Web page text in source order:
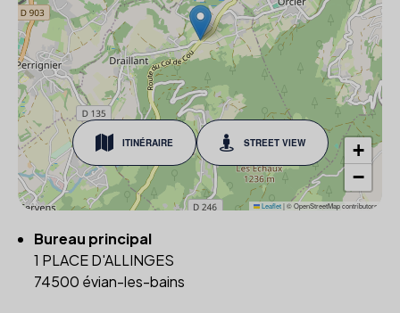
ITINÉRAIRE STREET VIEW
+
−
Leaflet|© OpenStreetMap contributors
Bureau principal
1 PLACE D'ALLINGES
74500 évian-les-bains